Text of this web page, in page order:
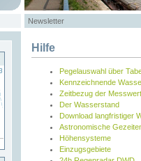
Newsletter
Hilfe
Pegelauswahl über
Kennzeichnende
Zeitbezug der
Der Wasserstand
Download langfristiger
Astronomische
Höhensysteme
Einzugsgebiete